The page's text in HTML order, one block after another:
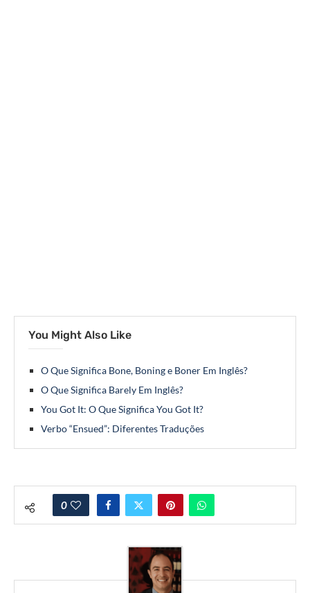
You Might Also Like
O Que Significa Bone, Boning e Boner Em Inglês?
O Que Significa Barely Em Inglês?
You Got It: O Que Significa You Got It?
Verbo “Ensued”: Diferentes Traduções
0